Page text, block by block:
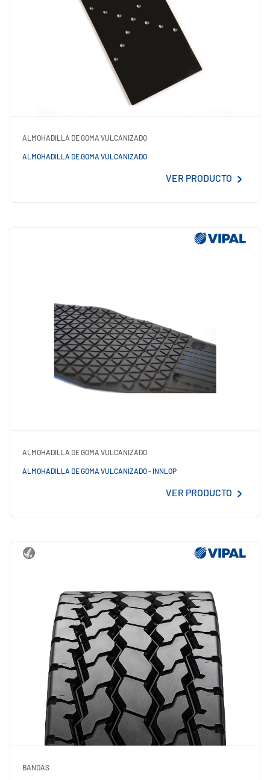
ALMOHADILLA DE GOMA VULCANIZADO
ALMOHADILLA DE GOMA VULCANIZADO
VER PRODUCTO
ALMOHADILLA DE GOMA VULCANIZADO
ALMOHADILLA DE GOMA VULCANIZADO - INNLOP
VER PRODUCTO
BANDAS